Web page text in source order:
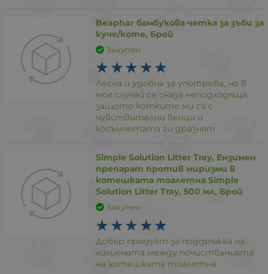
Beaphar бамбукова четка за зъби за
куче/коте, Брой
Закупен
Лесна и удобна за употреба, но в
моя случай се оказа неподходяща,
защото котките ми са с
чувствителни венци и
косъмчетата ги дразнят.
Simple Solution Litter Tray, Ензимен
препарат против миризми в
котешката тоалетна Simple
Solution Litter Tray, 500 мл, Брой
Закупен
Добър продукт за поддръжка на
хигиената между почистванията
на котешката тоалетна.